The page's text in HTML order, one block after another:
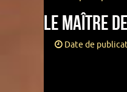
Le Maître
Date de